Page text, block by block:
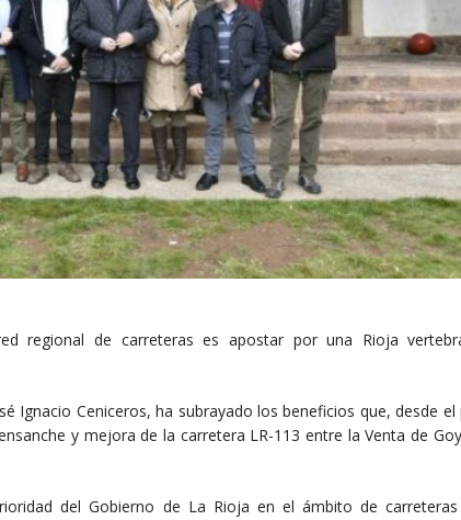
regional de carreteras es apostar por una Rioja
Ignacio Ceniceros, ha subrayado los beneficios que, desde el
y mejora de la carretera LR-113 entre la Venta de
del Gobierno de La Rioja en el ámbito de